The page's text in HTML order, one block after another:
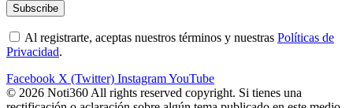
Al registrarte, aceptas nuestros términos y nuestras Políticas de
Privacidad.
Facebook X (Twitter) InstagramYouTube
© 2026 Noti360 All rights reserved copyright. Si tienes una